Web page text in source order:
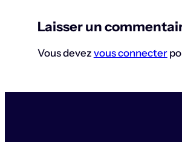
Laisser un
Vous devez vous connecter